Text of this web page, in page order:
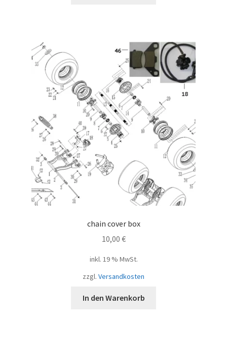
chain cover box
10,00 €
inkl. 19 % MwSt.
zzgl. Versandkosten
In den Warenkorb